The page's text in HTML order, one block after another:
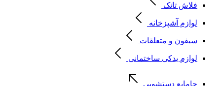
فلاش تانک
لوازم آشپزخانه
سیفون و متعلقات
لوازم یدکی ساختمانی
جامایع دستشویی